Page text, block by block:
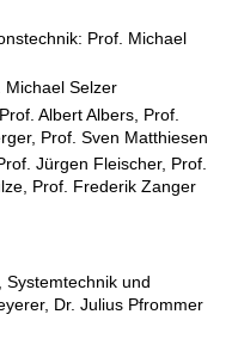
Prof. Michael
Michael Selzer
Albert Albers, Prof.
Prof. Sven Matthiesen
Jürgen Fleischer, Prof.
Prof. Frederik Zanger
und
Dr. Julius Pfrommer